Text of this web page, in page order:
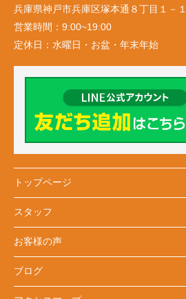
兵庫県神戸市兵庫区塚本通８丁目１－１
営業時間： 9:00~19:00
定休日： 水曜日・お盆・年末年始
トップページ
スタッフ
お客様の声
ブログ